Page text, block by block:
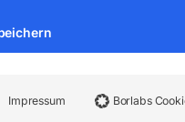
Impressum Borlabs